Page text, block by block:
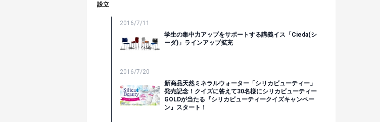
設立
2016/7/11
学生の集中力アップをサポートする講義イス「Cieda(シ
ーダ)」ラインアップ拡充
2016/7/20
新商品天然ミネラルウォーター「シリカビューティー」
発売記念！クイズに答えて30名様にシリカビューティー
GOLDが当たる『シリカビューティークイズキャンペー
ン』スタート！